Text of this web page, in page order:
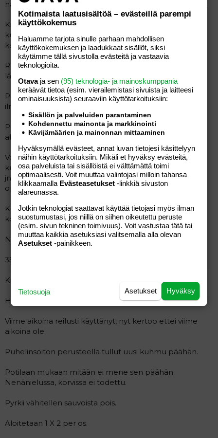
halukas.
Kirjoitetaan nyt 15 kertaa fysikaalinen lähete ja n.
kuukauden kuluttua potilas tulee vasemman ranteen
kanssa kontrolliin.
Rasitettu yhteensä 6 minuutin ajan, jolloin lopetettu
lähinnä jalkojen loppumisen ja exhaustion takia.
Potilas saanut lukuisia oireen mukaisia hoitoja, joista
ilmeisesti ainoastaan tilapäinen vaiva.
Potilas on tulossa nyt pyörätuolilla Imatran
aluesairaalasta.
Varoitellaan hieman raskaammasta työnteosta, lähinnä
kuokkiminen, sukelteleminen, sukeltaminen päälleen
jne. Olisi syytä jättää laskuista pois. (Potilaan ammatti oli
opettaja).
Kontrolli noin kuukauden kuluttua, suojaa veden
korvalta.
Nyt omilla laseilla ei ole ollut mitään vaivoja.
35-vuotias konttoristi. (Potilaan ammatti oli kanttori).
Kives ja penikset.
Huonoa ruokahaluttomuutta ollut koko ajan.
Viime aikoina reilusti käyttänyt, nyt kertoo ettei viime
aikoina ole.
Puhelinsoiton perusteella tullut uusi kuhmu päähän.
Potilaan mukaan mitään ei mene sen päähän.
Nenänielussa, korvissa ei todettu.
Pyrkii vähitellen sauvoista pois.
Aloitetaan 1 X 2 per os.
Kotimaista laatusisältöä – evästeillä parempi
käyttökokemus
Haluamme tarjota sinulle parhaan mahdollisen
käyttökokemuksen ja laadukkaat sisällöt, siksi
käytämme tällä sivustolla evästeitä ja vastaavia
teknologioita.
Otavaja sen (95) teknologia- ja mainoskumppania
keräävät tietoa (esim. vierailemis­tasi sivuista ja laitteesi
ominaisuuk­sista) seuraaviin käyttötarkoituksiin:
Sisällön ja palveluiden parantaminen
Kohdennettu mainonta ja markkinointi
Kävijämäärien ja mainonnan mittaaminen
Hyväksymällä evästeet, annat luvan tietojesi käsittelyyn
näihin käyttötarkoituksiin. Mikäli et hyväksy evästeitä,
osa palveluista tai sisällöistä ei välttämättä toimi
optimaalisesti. Voit muuttaa valintojasi milloin tahansa
klikkaamalla Evästeasetukset -linkkiä sivuston
alareunassa.
Jotkin teknologiat saattavat käyttää tietojasi myös ilman
suostumustasi, jos niillä on siihen oikeutettu peruste
(esim. sivun tekninen toimivuus). Voit vastustaa tätä tai
muuttaa kaikkia asetuksiasi valitsemalla alla olevan
Asetukset -painikkeen.
Hyväksy
Asetukset
Tietosuoja